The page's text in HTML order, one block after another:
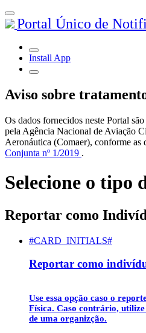
Portal Único de
Install App
Aviso sobre
Os dados fornecidos neste Portal
pela Agência Nacional de Aviação
Aeronáutica (Comaer), conforme as
Conjunta nº 1/2019 .
Selecione o tipo
Reportar como
#CARD_INITIALS#
Reportar como
Use essa opção caso o
Física. Caso contrário,
de uma organizção.